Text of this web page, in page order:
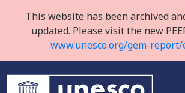
This website has been archived
updated. Please visit the new
www.unesco.org/gem-